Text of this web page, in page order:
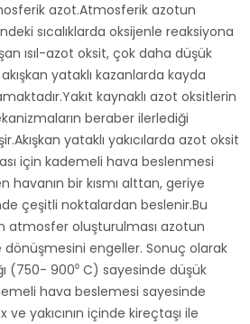
azot.Atmosferik azotun
sıcalıklarda oksijenle reaksiyona
ısıl-azot oksit, çok daha düşük
yataklı kazanlarda kayda
kaynaklı azot oksitlerin
beraber ilerlediği
yataklı yakıcılarda azot oksit
için kademeli hava beslenmesi
havanın bir kısmı alttan, geriye
çeşitli noktalardan beslenir.Bu
atmosfer oluşturulması azotun
engeller. Sonuç olarak
(750- 900⁰ C) sayesinde düşük
hava beslemesi sayesinde
ve yakıcının içinde kireçtaşı ile